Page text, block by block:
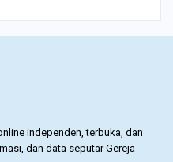
independen, terbuka, dan
dan data seputar Gereja